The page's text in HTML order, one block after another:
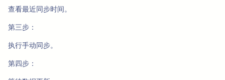
查看最近同步时间。
第三步：
执行手动同步。
第四步：